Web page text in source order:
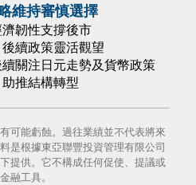
維持審慎選擇
韌性支撐後市
續政策靈活觀望
關注日元走勢及貨幣政策
推結構轉型
可能虧蝕。過往業績並不代表將來
是根據東亞聯豐投資管理有限公司
提供。它不構成任何促使、提議或
融工具。